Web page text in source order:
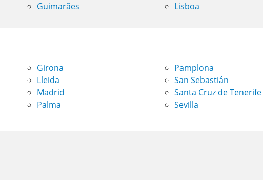
Guimarães Lisboa
Girona
Lleida
Madrid
Palma
Pamplona
San Sebastián
Santa Cruz de Tenerife
Sevilla